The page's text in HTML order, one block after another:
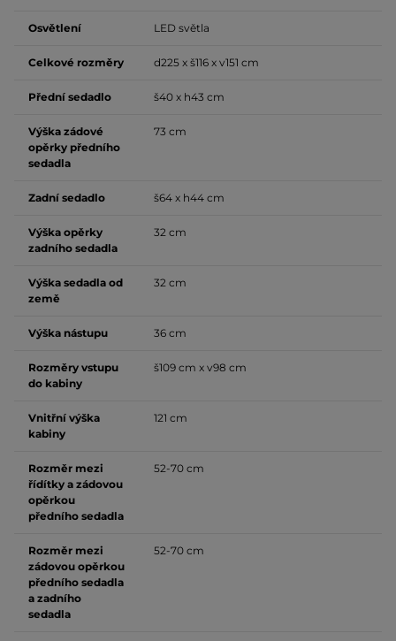
Osvětlení LED světla
Celkové rozměry d225 x š116 x v151 cm
Přední sedadlo š40 x h43 cm
Výška zádové
opěrky předního
sedadla
73 cm
Zadní sedadlo š64 x h44 cm
Výška opěrky
zadního sedadla
32 cm
Výška sedadla od
země
32 cm
Výška nástupu 36 cm
Rozměry vstupu
do kabiny
š109 cm x v98 cm
Vnitřní výška
kabiny
121 cm
Rozměr mezi
řídítky a zádovou
opěrkou
předního sedadla
52-70 cm
Rozměr mezi
zádovou opěrkou
předního sedadla
a zadního
sedadla
52-70 cm